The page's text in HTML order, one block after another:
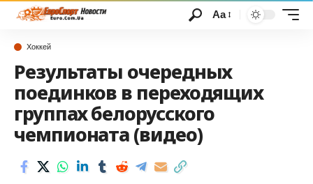
Аа
Хоккей
Результаты очередных
поединков в переходящих
группах белорусского
чемпионата (видео)